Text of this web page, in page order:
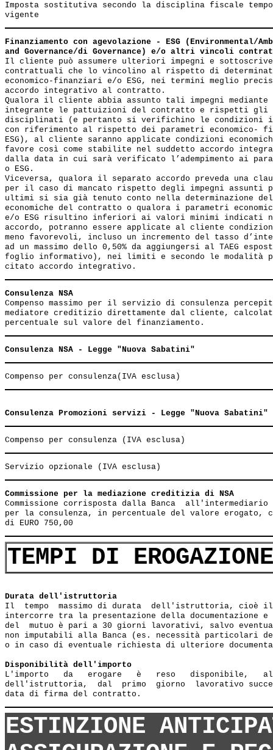
Imposta sostitutiva secondo la disciplina fiscale
Finanziamento con agevolazione - ESG (Environmental/
and Governance/di Governance) e/o altri vincoli
Il cliente può assumere ulteriori impegni e
contrattuali che lo vincolino al rispetto di
economico-finanziari e/o ESG, nei termini meglio
accordo integrativo al contratto.
Qualora il cliente abbia assunto tali impegni mediante
integrante le pattuizioni del contratto e rispetti gli
disciplinati (e pertanto si verifichino le condizioni
con riferimento al rispetto dei parametri economico-
ESG), al cliente saranno applicate condizioni
favore così come stabilite nel suddetto accordo
dalla data in cui sarà verificato l’adempimento ai
o ESG.
Viceversa, qualora il separato accordo preveda una
per il caso di mancato rispetto degli impegni assunti
ultimi si sia già tenuto conto nella determinazione
economiche del contratto o qualora i parametri
e/o ESG risultino inferiori ai valori minimi indicati
accordo, potranno essere applicate al cliente
meno favorevoli, incluso un incremento del tasso
ad un massimo dello 0,50% da aggiungersi al TAEG
foglio informativo), nei limiti e secondo le modalità
Consulenza NSA
Compenso massimo per il servizio di consulenza
mediatore creditizio direttamente dal cliente,
Consulenza NSA - Legge "Nuova Sabatini"
Consulenza Promozioni servizi - Legge "Nuova Sabatini"
Commissione per la mediazione creditizia di
Commissione corrisposta dalla Banca
per la consulenza, in percentuale del valore erogato,
TEMPI DI
Durata dell'istruttoria
Il  tempo  massimo di durata  dell'istruttoria, cioè il
intercorre tra la presentazione della documentazione
del  mutuo è pari a 30 giorni lavorativi, salvo
non imputabili alla Banca (es. necessità particolari
o in caso di eventuale richiesta di ulteriore
Disponibilità dell'importo
L'importo   da   erogare   è   reso   disponibile,
dell'istruttoria,  dal  primo  giorno  lavorativo
ESTINZIONE